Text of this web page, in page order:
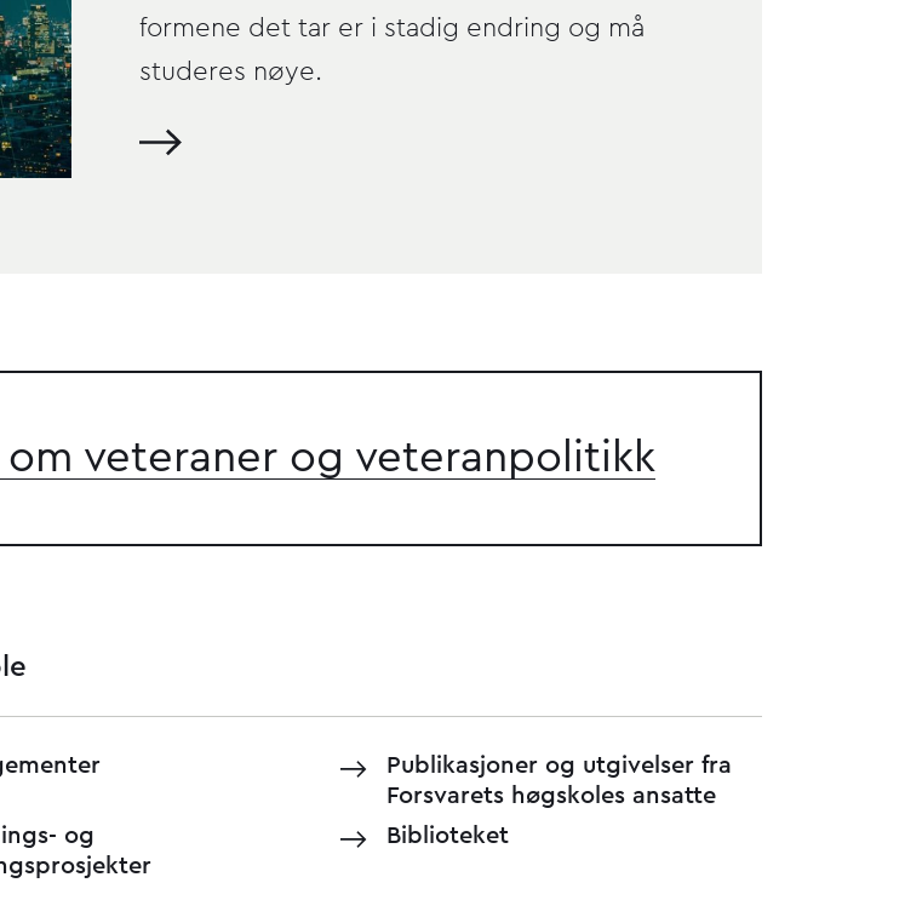
formene det tar er i stadig endring og må
studeres nøye.
om veteraner og veteranpolitikk
Publikasjoner og utgivelser fra
Forsvarets høgskoles ansatte
og
Biblioteket